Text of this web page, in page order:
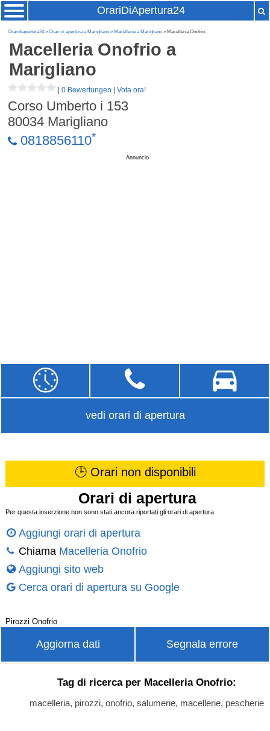
OrariDiApertura24
Oraridiapertura24»Orari di apertura a Marigliano » Macellerie a Marigliano » Macelleria Onofrio
Macelleria Onofrio a
Marigliano
|0 Bewertungen |Vota ora!
Corso Umberto i 153
80034 Marigliano
0818856110*
Annuncio
vedi orari di apertura
🕒 Orari non disponibili
Orari di apertura
Per questa inserzione non sono stati ancora riportati gli orari di apertura.
Aggiungi orari di apertura
Chiama Macelleria Onofrio
Aggiungi sito web
Cerca orari di apertura su Google
Pirozzi Onofrio
Aggiorna dati Segnala errore
Tag di ricerca per Macelleria Onofrio:
macelleria, pirozzi, onofrio, salumerie, macellerie, pescherie